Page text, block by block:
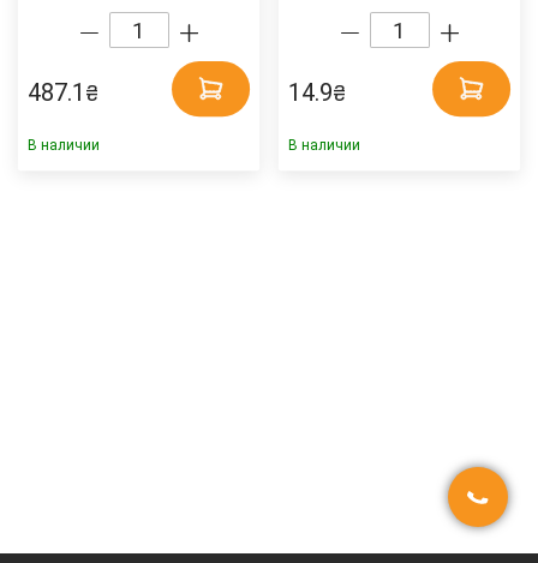
черничный LEITZ
487.1 ₴
В наличии
14.9₴
В наличии